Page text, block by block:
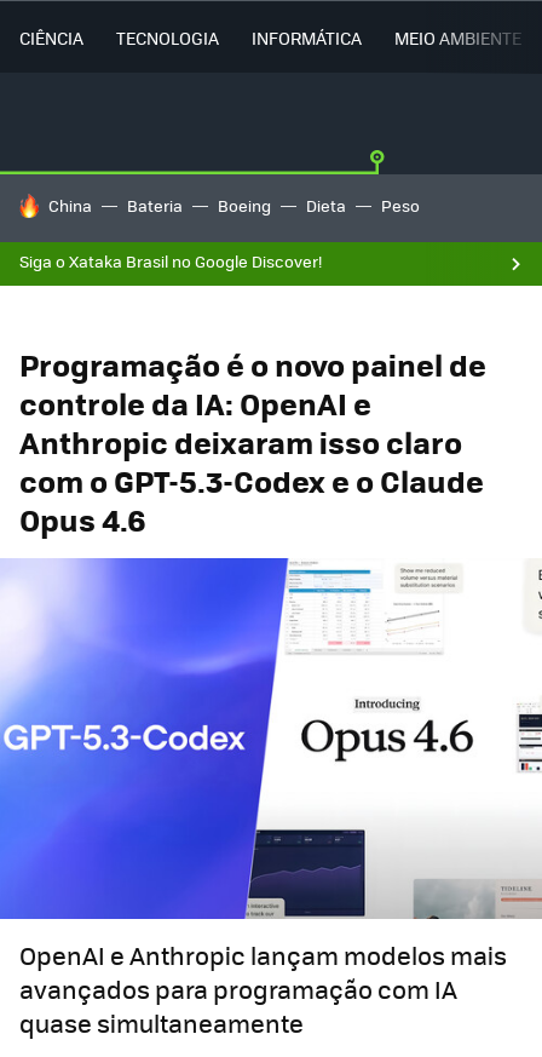
CIÊNCIA TECNOLOGIA INFORMÁTICA MEIO AMBIENTE
TENDÊNCIAS DO DIA
China Bateria Boeing Dieta Peso
Siga o Xataka Brasil no Google Discover!
Programação é o novo painel de
controle da IA: OpenAI e
Anthropic deixaram isso claro
com o GPT-5.3-Codex e o Claude
Opus 4.6
OpenAI e Anthropic lançam modelos mais
avançados para programação com IA
quase simultaneamente